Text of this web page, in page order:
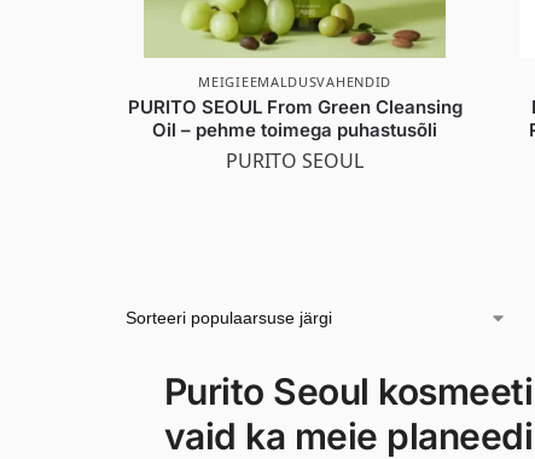
MEIGIEEMALDUSVAHENDID
PURITO SEOUL From Green Cleansing
Oil – pehme toimega puhastusõli
PURITO SEOUL
Purito Seoul
vaid ka meie